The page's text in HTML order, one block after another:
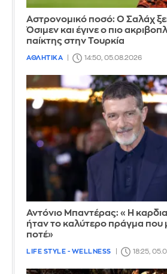
Αστρονομικό ποσό: Ο Σαλάχ
Όσιμεν και έγινε ο πιο
παίκτης στην Τουρκία
ΑΘΛΗΤΙΚΑ 14:50, 05.08.2026
Αντόνιο Μπαντέρας: «Η
ήταν το καλύτερο πράγμα που
ποτέ»
LIFE STYLE - WELLNESS 18:25,